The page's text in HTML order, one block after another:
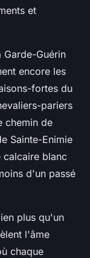
et
Garde-Guérin
encore les
fortes du
pariers
chemin de
Sainte-Enimie
calcaire blanc
d'un passé
plus qu'un
l'âme
chaque